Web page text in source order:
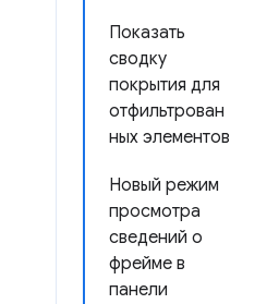
Показать
сводку
покрытия для
отфильтрован
ных элементов
Новый режим
просмотра
сведений о
фрейме в
панели